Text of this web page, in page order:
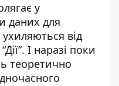
у
даних для
ухиляються від
І наразі поки
теоретично